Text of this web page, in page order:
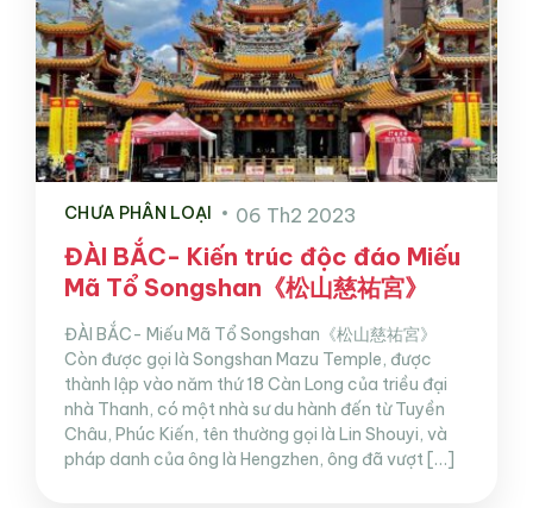
CHƯA PHÂN LOẠI 06 Th2 2023
ĐÀI BẮC- Kiến trúc độc đáo Miếu
Mã Tổ Songshan《松山慈祐宮》
ĐÀI BẮC- Miếu Mã Tổ Songshan《松山慈祐宮》
Còn được gọi là Songshan Mazu Temple, được
thành lập vào năm thứ 18 Càn Long của triều đại
nhà Thanh, có một nhà sư du hành đến từ Tuyền
Châu, Phúc Kiến, tên thường gọi là Lin Shouyi, và
pháp danh của ông là Hengzhen, ông đã vượt […]